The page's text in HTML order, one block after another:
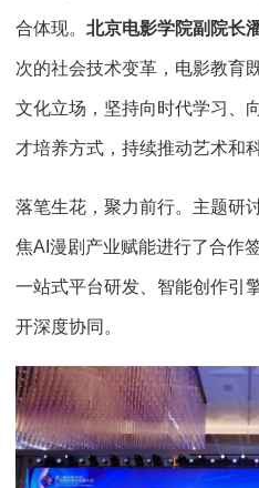
合体现。 北京电影学院副 院长
次的社会技术变革，电影教育
文化立场，坚持向时代学习、
才培养方式，持续推动艺术和
落笔生花，聚力前行。主题研
焦AI漫剧产业赋能进行了合作
一站式平台研发、智能创作引
开深度协同。